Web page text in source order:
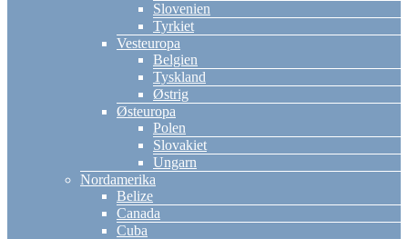
Slovenien
Tyrkiet
Vesteuropa
Belgien
Tyskland
Østrig
Østeuropa
Polen
Slovakiet
Ungarn
Nordamerika
Belize
Canada
Cuba